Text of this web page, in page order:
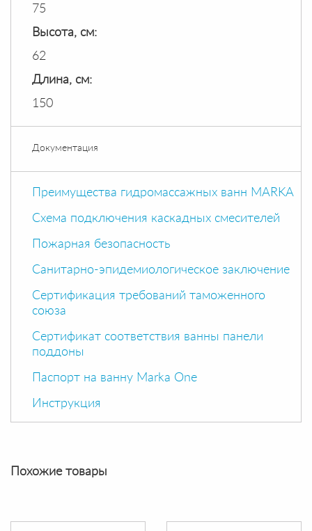
75
Высота, см:
62
Длина, см:
150
Документация
Преимущества гидромассажных ванн MARKA
Схема подключения каскадных смесителей
Пожарная безопасность
Санитарно-эпидемиологическое заключение
Сертификация требований таможенного
союза
Сертификат соответствия ванны панели
поддоны
Паспорт на ванну Marka One
Инструкция
Похожие товары